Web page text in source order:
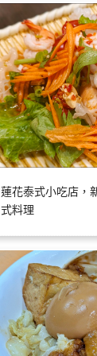
蓮花泰式小吃店，
式料理